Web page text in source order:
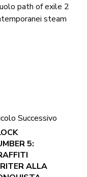
path of exile 2
steam
Successivo
5:
ALLA